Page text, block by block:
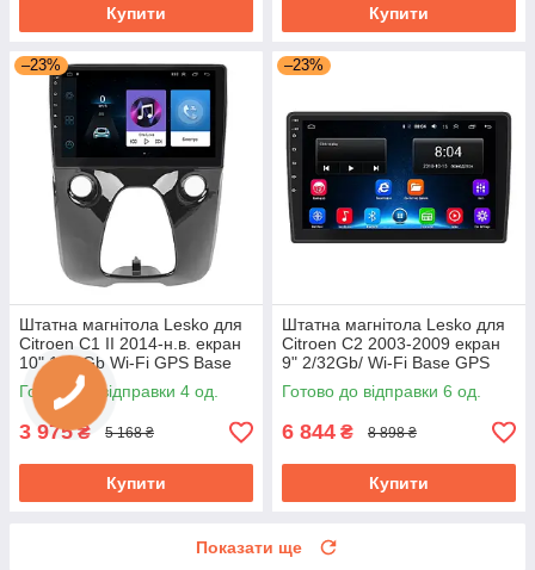
Купити Купити
–23%
Штатна магнітола Lesko для
Citroen C1 II 2014-н.в. екран
10" 1/16Gb Wi-Fi GPS Base
Ситроен
Готово до відправки 4 од.
3 975₴ 5 168 ₴
Купити
–23%
Штатна магнітола Lesko для
Citroen C2 2003-2009 екран
9" 2/32Gb/ Wi-Fi Base GPS
Android Ситроен
Готово до відправки 6 од.
6 844 ₴ 8 898 ₴
Купити
Показати ще